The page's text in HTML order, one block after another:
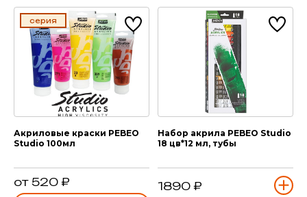
серия
Акриловые краски PEBEO
Studio 100мл
от 520 ₽
Набор акрила PEBEO Studio
18 цв*12 мл, тубы
1890 ₽